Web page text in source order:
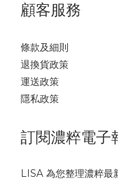
顧客服務
條款及細則
退換貨政策
運送政策
隱私政策
訂閱濃粹電子
LISA 為您整理濃粹最